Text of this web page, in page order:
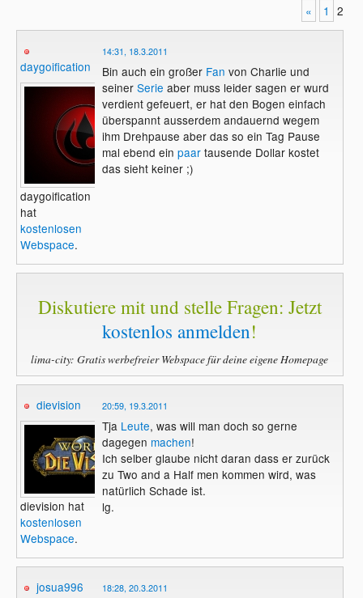
« 1 2
daygoification
daygoification
hat
kostenlosen
Webspace.
14:31, 18.3.2011
Bin auch ein großer Fan von Charlie und
seiner Serie aber muss leider sagen er wurd
verdient gefeuert, er hat den Bogen einfach
überspannt ausserdem andauernd wegem
ihm Drehpause aber das so ein Tag Pause
mal ebend ein paartausende Dollar kostet
das sieht keiner ;)
Diskutiere mit und stelle Fragen: Jetzt
kostenlos anmelden!
lima-city: Gratis werbefreier Webspace für deine eigene Homepage
dievision
dievision hat
kostenlosen
Webspace.
20:59, 19.3.2011
Tja Leute, was will man doch so gerne
dagegen machen!
Ich selber glaube nicht daran dass er zurück
zu Two and a Half men kommen wird, was
natürlich Schade ist.
lg.
josua996
18:28, 20.3.2011